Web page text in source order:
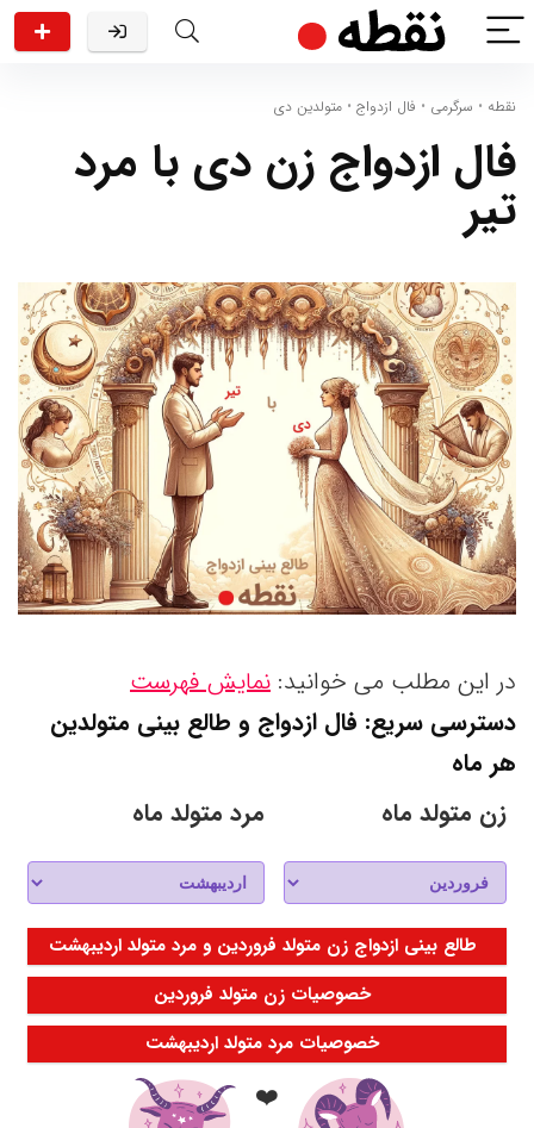
نقطه • سرگرمی • فال ازدواج • متولدین دی
فال ازدواج زن دی با مرد
تیر
در این مطلب می خوانید: نمایش فهرست
دسترسی سریع: فال ازدواج و طالع بینی متولدین
هر ماه
زن متولد ماه
مرد متولد ماه
طالع بینی ازدواج زن متولد فروردین و مرد متولد اردیبهشت
خصوصیات زن متولد فروردین
خصوصیات مرد متولد اردیبهشت
❤️